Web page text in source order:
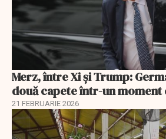
Merz, între Xi și Trump:
două capete într-un
21 FEBRUARIE 2026